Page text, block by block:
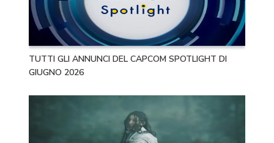
TUTTI GLI ANNUNCI DEL CAPCOM SPOTLIGHT DI
GIUGNO 2026